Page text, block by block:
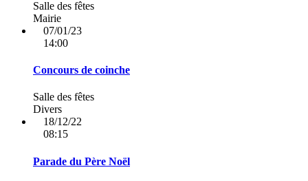
Salle des fêtes
Mairie
07/01/23
14:00
Concours de coinche
Salle des fêtes
Divers
18/12/22
08:15
Parade du Père Noël